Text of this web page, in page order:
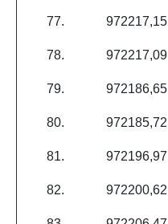
77. 972217,15
78. 972217,09
79. 972186,65
80. 972185,72
81. 972196,97
82. 972200,62